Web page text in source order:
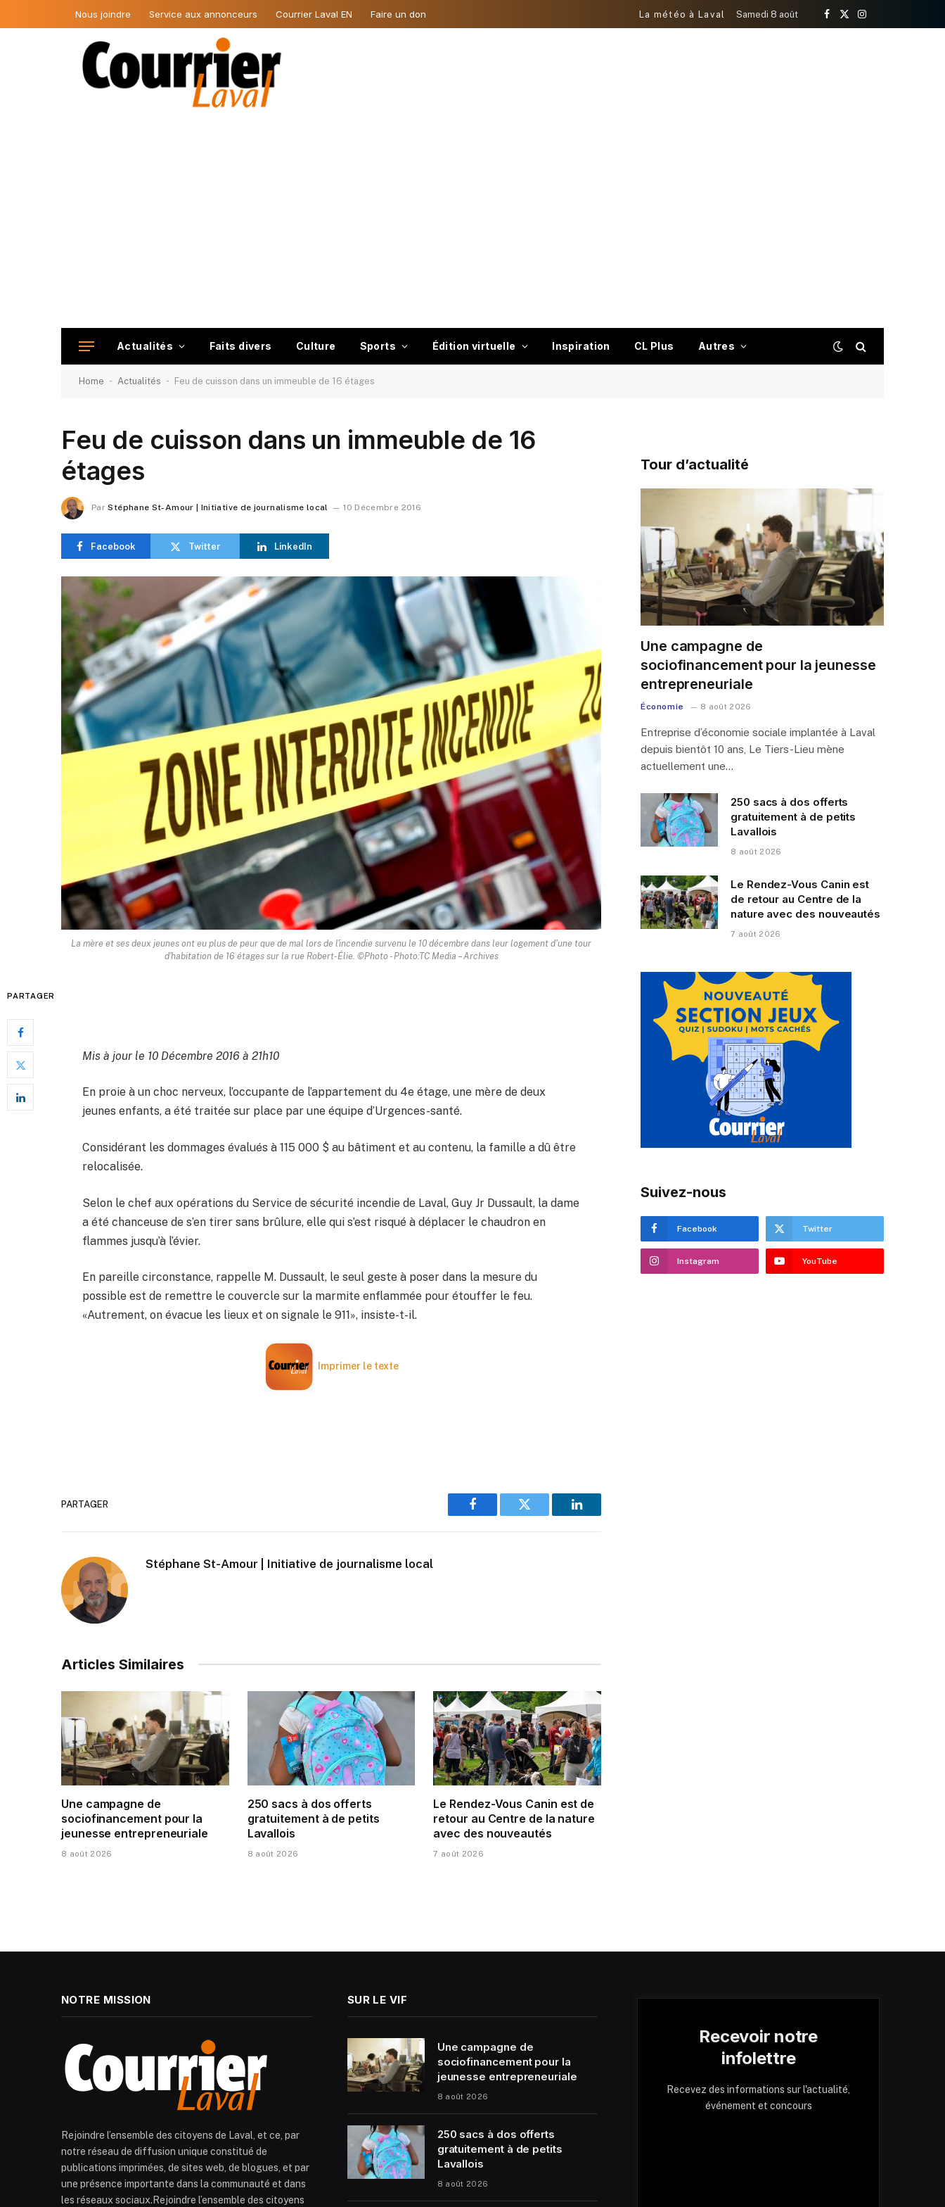
Nous joindre Service aux annonceurs Courrier Laval EN Faire un don La météo à Laval Samedi 8 août
Facebook
X
Instagram
Actualités Faits divers Culture Sports Édition virtuelle Inspiration CL Plus Autres
Home - Actualités - Feu de cuisson dans un immeuble de 16 étages
Feu de cuisson dans un immeuble de 16
étages
Par Stéphane St-Amour | Initiative de journalisme local 10 Décembre 2016
Facebook Twitter LinkedIn
La mère et ses deux jeunes ont eu plus de peur que de mal lors de l'incendie survenu le 10 décembre dans leur logement d'une tour
d'habitation de 16 étages sur la rue Robert-Élie. ©Photo - Photo:TC Media – Archives
PARTAGER
Mis à jour le 10 Décembre 2016 à 21h10
En proie à un choc nerveux, l’occupante de l’appartement du 4e étage, une mère de deux
jeunes enfants, a été traitée sur place par une équipe d’Urgences-santé.
Considérant les dommages évalués à 115 000 $ au bâtiment et au contenu, la famille a dû être
relocalisée.
Selon le chef aux opérations du Service de sécurité incendie de Laval, Guy Jr Dussault, la dame
a été chanceuse de s’en tirer sans brûlure, elle qui s’est risqué à déplacer le chaudron en
flammes jusqu’à l’évier.
En pareille circonstance, rappelle M. Dussault, le seul geste à poser dans la mesure du
possible est de remettre le couvercle sur la marmite enflammée pour étouffer le feu.
«Autrement, on évacue les lieux et on signale le 911», insiste-t-il.
Imprimer le texte
PARTAGER
Facebook Twitter LinkedIn
Stéphane St-Amour | Initiative de journalisme local
Articles Similaires
Une campagne de
sociofinancement pour la
jeunesse entrepreneuriale
8 août 2026
250 sacs à dos offerts
gratuitement à de petits
Lavallois
8 août 2026
Le Rendez-Vous Canin est de
retour au Centre de la nature
avec des nouveautés
7 août 2026
Tour d’actualité
Une campagne de
sociofinancement pour la jeunesse
entrepreneuriale
Économie 8 août 2026
Entreprise d’économie sociale implantée à Laval
depuis bientôt 10 ans, Le Tiers-Lieu mène
actuellement une…
250 sacs à dos offerts
gratuitement à de petits
Lavallois
8 août 2026
Le Rendez-Vous Canin est
de retour au Centre de la
nature avec des nouveautés
7 août 2026
Suivez-nous
Facebook Twitter
Instagram YouTube
NOTRE MISSION
Rejoindre l’ensemble des citoyens de Laval, et ce, par
notre réseau de diffusion unique constitué de
publications imprimées, de sites web, de blogues, et par
une présence importante dans la communauté et dans
les réseaux sociaux.Rejoindre l’ensemble des citoyens
SUR LE VIF
Une campagne de
sociofinancement pour la
jeunesse entrepreneuriale
8 août 2026
250 sacs à dos offerts
gratuitement à de petits
Lavallois
8 août 2026
Recevoir notre
infolettre
Recevez des informations sur l'actualité,
événement et concours